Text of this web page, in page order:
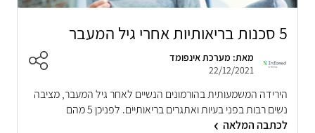
5 סכנות בריאותיות אחרי גיל המעבר
מאת: מערכת אינפומד
22/12/2021
הירידה המשמעותית בהורמונים הנשיים לאחר גיל המעבר, מציבה
נשים רבות בפני בעיות ואתגרים בריאותיים. לפניכן 5 מהם
לכתבה המלאה